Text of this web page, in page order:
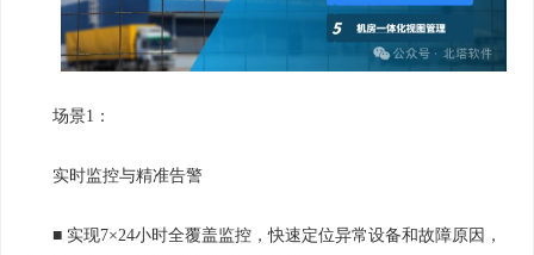
场景1：
实时监控与精准告警
■ 实现7×24小时全覆盖监控，快速定位异常设备和故障原因，